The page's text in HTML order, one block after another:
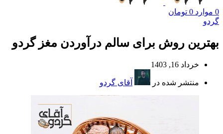
0 موارد 0 تومان
گردو
بهترین روش برای سالم درآوردن مغز گردو
خرداد 16, 1403
منتشر شده در آقای گردو